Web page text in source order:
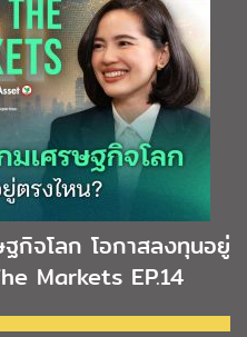
ฐกิจโลก โอกาสลงทุนอยู่
Markets EP.14